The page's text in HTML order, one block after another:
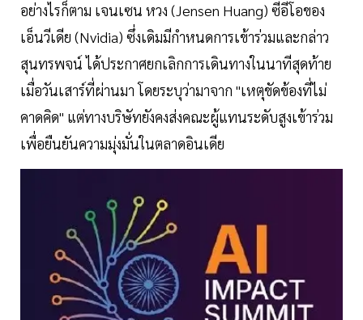
อย่างไรก็ตาม เจนเซน หวง (Jensen Huang) ซีอีโอของ
เอ็นวีเดีย (Nvidia) ซึ่งเดิมมีกำหนดการเข้าร่วมและกล่าว
สุนทรพจน์ ได้ประกาศยกเลิกการเดินทางในนาทีสุดท้าย
เมื่อวันเสาร์ที่ผ่านมา โดยระบุว่ามาจาก "เหตุขัดข้องที่ไม่
คาดคิด" แต่ทางบริษัทยังคงส่งคณะผู้แทนระดับสูงเข้าร่วม
เพื่อยืนยันความมุ่งมั่นในตลาดอินเดีย